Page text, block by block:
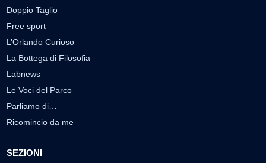
Doppio Taglio
Free sport
L’Orlando Curioso
La Bottega di Filosofia
Labnews
Le Voci del Parco
Parliamo di…
Ricomincio da me
SEZIONI